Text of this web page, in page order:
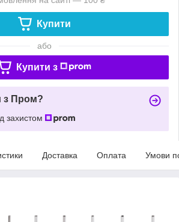
Купити
або
Купити з
з Пром?
захистом
Доставка Оплата Умови